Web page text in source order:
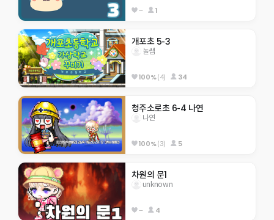
-- 1
개포초 5-3
놀쌤
100%(4) 34
청주소로초 6-4 나연
나연
100%(3) 5
차원의 문1
unknown
-- 4